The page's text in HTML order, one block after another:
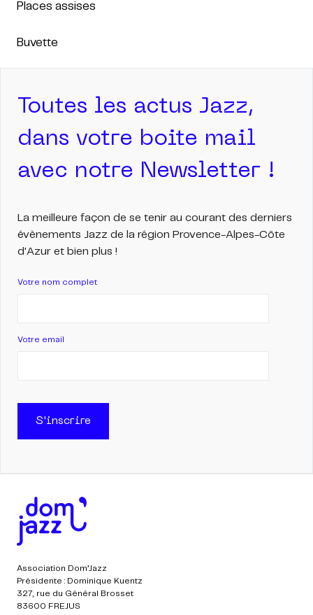
Places assises
Buvette
Toutes les actus Jazz,
dans votre boite mail
avec notre Newsletter !
La meilleure façon de se tenir au courant des derniers
évènements Jazz de la région Provence-Alpes-Côte
d'Azur et bien plus !
Votre nom complet
Votre email
S'inscrire
Association Dom’Jazz
Présidente : Dominique Kuentz
327, rue du Général Brosset
83600 FREJUS